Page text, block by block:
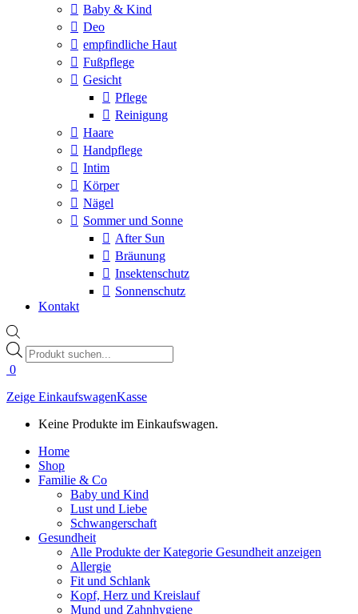
Baby & Kind
Deo
empfindliche Haut
Fußpflege
Gesicht
Pflege
Reinigung
Haare
Handpflege
Intim
Körper
Nägel
Sommer und Sonne
After Sun
Bräunung
Insektenschutz
Sonnenschutz
Kontakt
Products
search
0
Zeige EinkaufswagenKasse
Keine Produkte im Einkaufswagen.
Home
Shop
Familie & Co
Baby und Kind
Lust und Liebe
Schwangerschaft
Gesundheit
Alle Produkte der Kategorie Gesundheit anzeigen
Allergie
Fit und Schlank
Kopf, Herz und Kreislauf
Mund und Zahnhygiene